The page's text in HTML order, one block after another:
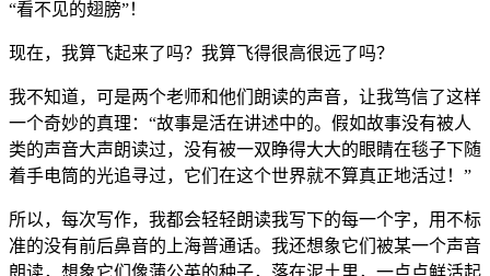
“看不见的翅膀”！
现在，我算飞起来了吗？我算飞得很高很远了吗？
我不知道，可是两个老师和他们朗读的声音，让我笃信了这样
一个奇妙的真理：“故事是活在讲述中的。假如故事没有被人
类的声音大声朗读过，没有被一双睁得大大的眼睛在毯子下随
着手电筒的光追寻过，它们在这个世界就不算真正地活过！”
所以，每次写作，我都会轻轻朗读我写下的每一个字，用不标
准的没有前后鼻音的上海普通话。我还想象它们被某一个声音
朗读，想象它们像蒲公英的种子，落在泥土里，一点点鲜活起